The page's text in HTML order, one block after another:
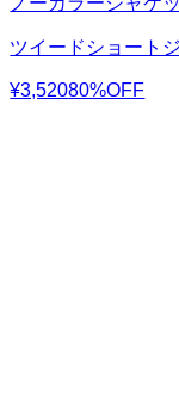
ツイードショート
¥3,52080%OFF